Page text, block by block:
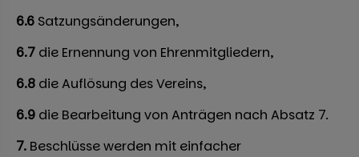
6.6 Satzungsänderungen,
6.7 die Ernennung von Ehrenmitgliedern,
6.8 die Auflösung des Vereins,
6.9 die Bearbeitung von Anträgen nach Absatz 7.
7. Beschlüsse werden mit einfacher